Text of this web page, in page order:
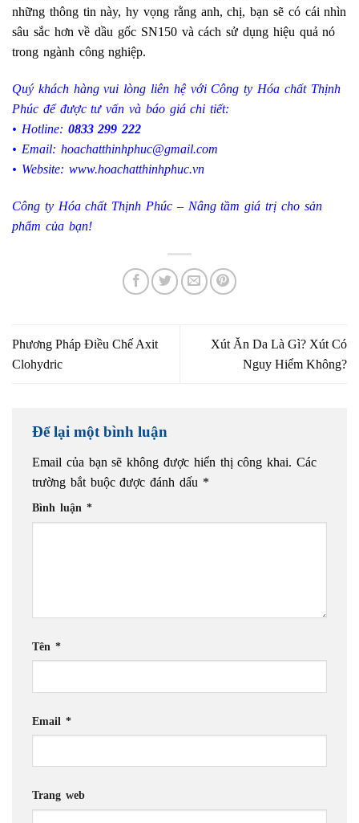
những thông tin này, hy vọng rằng anh, chị, bạn sẽ có cái nhìn
sâu sắc hơn về dầu gốc SN150 và cách sử dụng hiệu quả nó
trong ngành công nghiệp.
Quý khách hàng vui lòng liên hệ với Công ty Hóa chất Thịnh
Phúc để được tư vấn và báo giá chi tiết:
• Hotline: 0833 299 222
• Email: hoachatthinhphuc@gmail.com
• Website: www.hoachatthinhphuc.vn
Công ty Hóa chất Thịnh Phúc – Nâng tầm giá trị cho sản
phẩm của bạn!
Phương Pháp Điều Chế Axit
Clohydric
Xút Ăn Da Là Gì? Xút Có
Nguy Hiểm Không?
Để lại một bình luận
Email của bạn sẽ không được hiển thị công khai. Các
trường bắt buộc được đánh dấu *
Bình luận *
Tên *
Email *
Trang web